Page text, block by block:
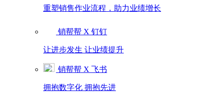
重塑销售作业流程，助力业绩增长
销帮帮 X 钉钉
让进步发生 让业绩提升
销帮帮 X 飞书
拥抱数字化 拥抱先进